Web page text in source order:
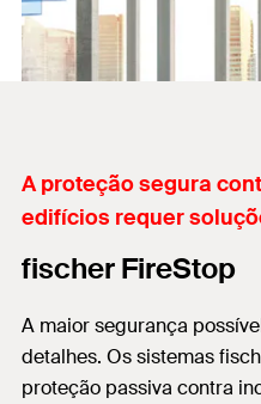
A proteção segura
edifícios requer
fischer FireStop
A maior segurança
detalhes. Os sistemas
proteção passiva contra